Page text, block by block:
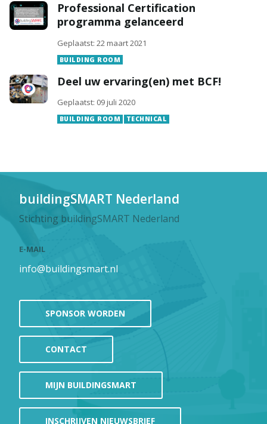
Professional Certification
programma gelanceerd
Geplaatst: 22 maart 2021
BUILDING ROOM
Deel uw ervaring(en) met BCF!
Geplaatst: 09 juli 2020
BUILDING ROOM TECHNICAL
buildingSMART Nederland
Stichting buildingSMART Nederland
E-MAIL
info@buildingsmart.nl
SPONSOR WORDEN
CONTACT
MIJN BUILDINGSMART
INSCHRIJVEN NIEUWSBRIEF